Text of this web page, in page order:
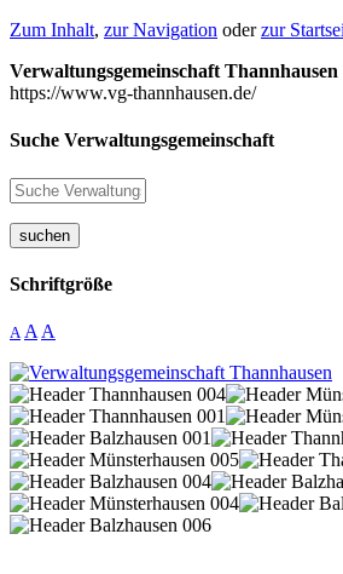
Zum Inhalt, zur Navigation oderzur
Verwaltungsgemeinschaft Thannhausen
https://www.vg-thannhausen.de/
Suche Verwaltungsgemeinschaft
suchen
Schriftgröße
A A A